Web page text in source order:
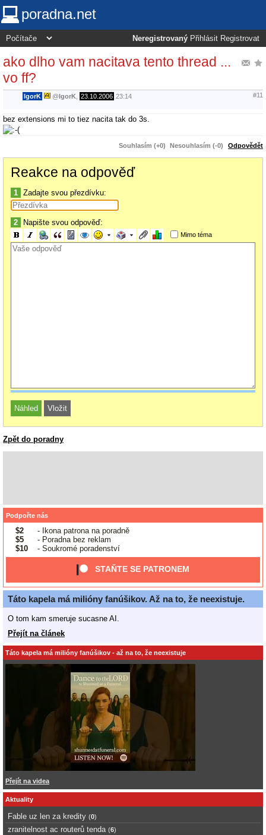
poradna.net
Neregistrovaný Přihlásit Registrovat
ako dlho vam nacitava tento thread ...
vo ff?
IgorK @IgorK 23.10.2006 23:14 #11
bez extensions mi to tiez nacita tak do 3s.
Souhlasím (+0) Nesouhlasím (-0) Odpovědět
Reakce na odpověď
1 Zadajte svou přezdívku:
2 Napište svou odpověď:
Mimo téma
Zpět do poradny
Podpořte nás
$2
- Ikona patrona na poradně
$5
- Poradna bez reklam
$10
- Soukromé poradenství
STAŇTE SE PATRONEM
Táto kapela má milióny fanúšikov. Až na to, že neexistuje.
O tom kam smeruje sucasne AI.
Přejít na článek
Táto kapela má milióny fanúšikov - až na to, že neexistuje
Přejít na videa
Aktuality
Fable uz len za kredity (0)
zranitelnost ac routerů tenda (6)